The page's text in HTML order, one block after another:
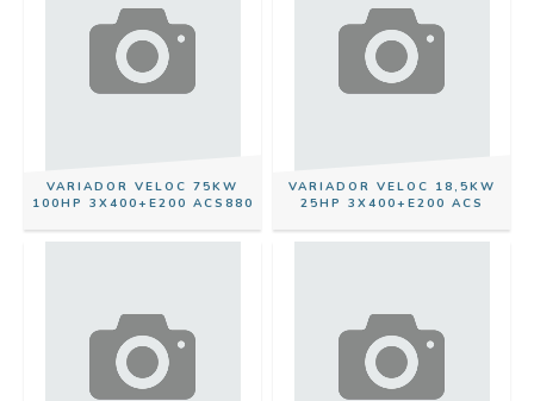
VARIADOR VELOC 75KW
100HP 3X400+E200 ACS880
VARIADOR VELOC 18,5KW
25HP 3X400+E200 ACS